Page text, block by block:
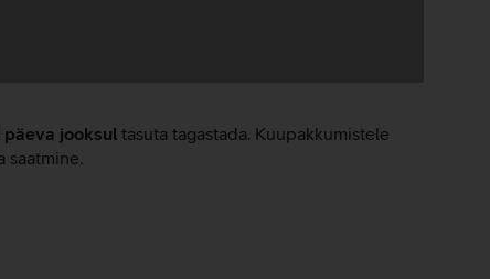
päeva jooksul tasuta tagastada. Kuupakkumistele
saatmine.